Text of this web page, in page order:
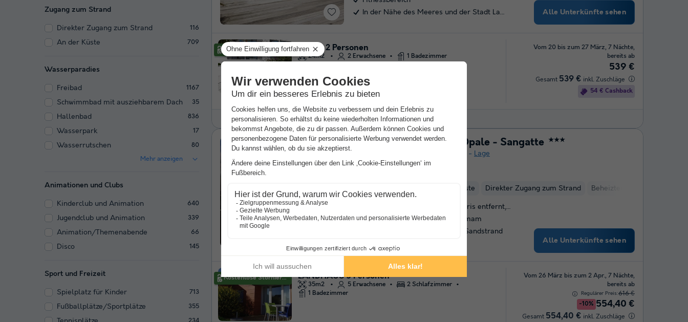
Zugang zum Strand
Direkter Zugang zum Strand 116
An der Küste 709
Wasserparadies
Freibad 1167
Schwimmbad mit ausziehbarem Dach 35
Hallenbad 836
Wasserpark 17
Wasserrutschen 80
Mehr anzeigen
Animationen und Clubs
Kinderclub und Animation 640
Jugendclub und Animation 339
Animation/Themenabende 66
Disco 145
Sport und Freizeit
Spielplatz für Kinder 713
Fußballplätze/Sportplätze 355
In der Nähe des Meeres und der Stadt La…
Alle Unterkünfte sehen
Alle Unterkünfte sehen
Kostenlose Stornierung Studio 2 Personen
24m2 2 Erwachsene 1 Badezimmer
Vom 20 bis zum 27 März, 7 Nächte,
bereits ab
539 €
Gesamt 539 € inkl. Zuschläge
54 € Cashback
VVF Villages - Côte d'Opale - Sangatte ★★★
Lage
An der Küste Direkter Zugang zum Strand Beheizter Innenpool
Nur einen Katzensprung von Paris entfernt,…
Beheiztes Hallenbad und Hammam
Direkter Zugang zum größten Sandstrand
Alle Unterkünfte sehen
Kostenlose Stornierung LANDHAUS 5 Personen
35m2 5 Erwachsene
2 Schlafzimmer
1 Badezimmer
Vom 26 März bis zum 2 Apr., 7 Nächte,
bereits ab
Regulärer Preis:616 €
-10% 554,40 €
Gesamt 554,40 € inkl. Zuschläge